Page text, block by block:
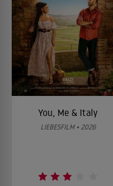
You, Me & Italy
LIEBESFILM • 2026